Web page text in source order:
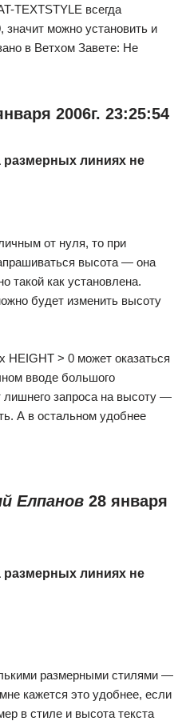
TEXTSTYLE всегда
значит можно установить и
в Ветхом Завете: Не
2006г. 23:25:54
линиях не
от нуля, то при
высота — она
такой как установлена.
будет изменить высоту
HEIGHT > 0 может оказаться
вводе большого
лишнего запроса на высоту —
А в остальном удобнее
Елпанов 28 января
линиях не
размерными стилями —
кажется это удобнее, если
в стиле и высота текста